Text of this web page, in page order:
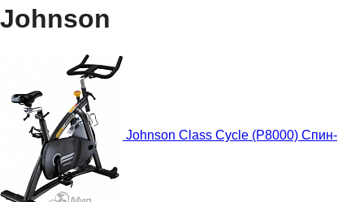
Johnson
Johnson Class Cycle (P8000) Спин-